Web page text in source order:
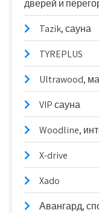
дверей и
Tazik, сауна
TYREPLUS
Ultrawood,
VIP сауна
Woodline,
X-drive
Xado
Авангард,